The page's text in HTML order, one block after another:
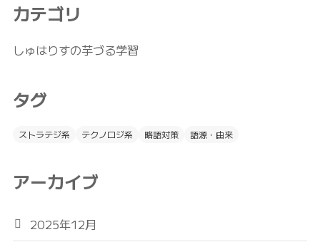
カテゴリ
しゅはりすの芋づる学習
タグ
ストラテジ系 テクノロジ系 略語対策 語源・由来
アーカイブ
2025年12月